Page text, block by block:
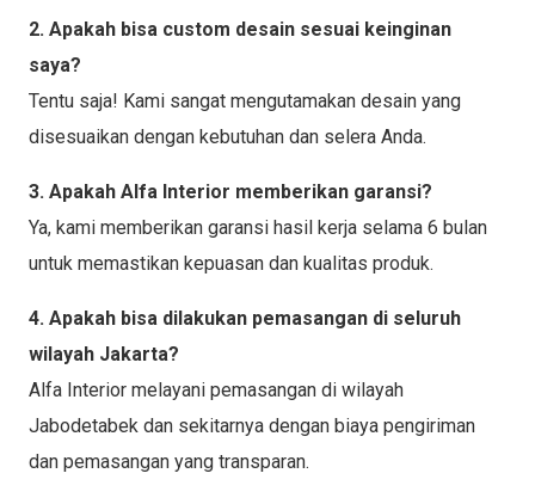
2. Apakah bisa custom desain sesuai keinginan
saya?
Tentu saja! Kami sangat mengutamakan desain yang
disesuaikan dengan kebutuhan dan selera Anda.
3. Apakah Alfa Interior memberikan garansi?
Ya, kami memberikan garansi hasil kerja selama 6 bulan
untuk memastikan kepuasan dan kualitas produk.
4. Apakah bisa dilakukan pemasangan di seluruh
wilayah Jakarta?
Alfa Interior melayani pemasangan di wilayah
Jabodetabek dan sekitarnya dengan biaya pengiriman
dan pemasangan yang transparan.